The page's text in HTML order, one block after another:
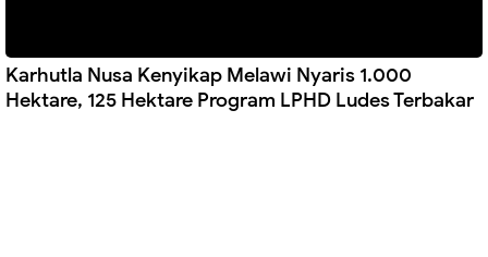
Karhutla Nusa Kenyikap Melawi Nyaris 1.000
Hektare, 125 Hektare Program LPHD Ludes Terbakar